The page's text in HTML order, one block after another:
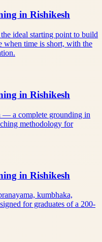
in Rishikesh
ideal starting point to build
when time is short, with the
in Rishikesh
— a complete grounding in
methodology for
in Rishikesh
kumbhaka,
for graduates of a 200-